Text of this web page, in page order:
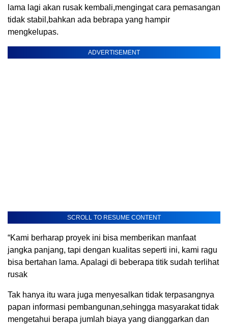
lama lagi akan rusak kembali,mengingat cara pemasangan
tidak stabil,bahkan ada bebrapa yang hampir
mengkelupas.
ADVERTISEMENT
SCROLL TO RESUME CONTENT
“Kami berharap proyek ini bisa memberikan manfaat
jangka panjang, tapi dengan kualitas seperti ini, kami ragu
bisa bertahan lama. Apalagi di beberapa titik sudah terlihat
rusak
Tak hanya itu wara juga menyesalkan tidak terpasangnya
papan informasi pembangunan,sehingga masyarakat tidak
mengetahui berapa jumlah biaya yang dianggarkan dan